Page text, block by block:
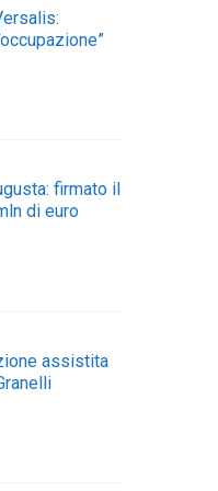
firmato il
di euro
assistita